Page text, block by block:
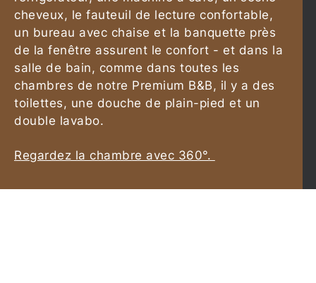
cheveux, le fauteuil de lecture confortable,
un bureau avec chaise et la banquette près
de la fenêtre assurent le confort - et dans la
salle de bain, comme dans toutes les
chambres de notre Premium B&B, il y a des
toilettes, une douche de plain-pied et un
double lavabo.
Regardez la chambre avec 360°.